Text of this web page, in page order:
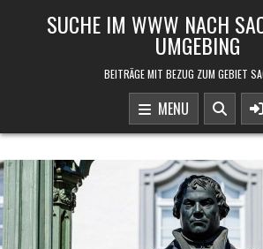
SUCHE IM WWW NACH
UMGEBING
BEITRÄGE MIT BEZUG ZUM GEBIET
MENU